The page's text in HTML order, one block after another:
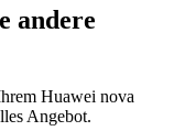
andere
Huawei nova
Angebot.